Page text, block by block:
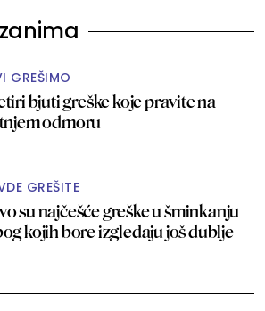
GREŠIMO
bjuti greške koje pravite na
odmoru
GREŠITE
su najčešće greške u šminkanju
kojih bore izgledaju još dublje